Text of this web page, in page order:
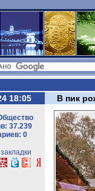
18:05
37.239
0
В пик